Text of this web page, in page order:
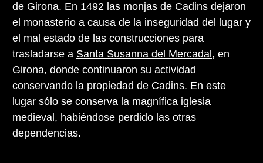
de Girona. En 1492 las monjas de Cadins dejaron
el monasterio a causa de la inseguridad del lugar y
el mal estado de las construcciones para
trasladarse a Santa Susanna del Mercadal , en
Girona, donde continuaron su actividad
conservando la propiedad de Cadins. En este
lugar sólo se conserva la magnífica iglesia
medieval, habiéndose perdido las otras
dependencias.